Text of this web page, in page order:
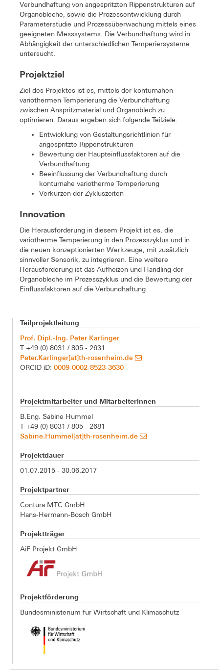
Verbundhaftung von angespritzten Rippenstrukturen auf
Organobleche, sowie die Prozessentwicklung durch
Parameterstudie und Prozessüberwachung mittels eines
geeigneten Messsystems. Die Verbundhaftung wird in
Abhängigkeit der unterschiedlichen Temperiersysteme
untersucht.
Projektziel
Ziel des Projektes ist es, mittels der konturnahen
variothermen Temperierung die Verbundhaftung
zwischen Anspritzmaterial und Organoblech zu
optimieren. Daraus ergeben sich folgende Teilziele:
Entwicklung von Gestaltungsrichtlinien für
angespritzte Rippenstrukturen
Bewertung der Haupteinflussfaktoren auf die
Verbundhaftung
Beeinflussung der Verbundhaftung durch
konturnahe variotherme Temperierung
Verkürzen der Zykluszeiten
Innovation
Die Herausforderung in diesem Projekt ist es, die
variotherme Temperierung in den Prozesszyklus und in
die neuen konzeptionierten Werkzeuge, mit zusätzlich
sinnvoller Sensorik, zu integrieren. Eine weitere
Herausforderung ist das Aufheizen und Handling der
Organobleche im Prozesszyklus und die Bewertung der
Einflussfaktoren auf die Verbundhaftung.
Teilprojektleitung
Prof. Dipl.-Ing. Peter Karlinger
T +49 (0) 8031 / 805 - 2631
Peter.Karlinger[at]th-rosenheim.de
ORCID iD: 0009-0002-8523-3630
Projektmitarbeiter und Mitarbeiterinnen
B.Eng. Sabine Hummel
T +49 (0) 8031 / 805 - 2681
Sabine.Hummel[at]th-rosenheim.de
Projektdauer
01.07.2015 - 30.06.2017
Projektpartner
Contura MTC GmbH
Hans-Hermann-Bosch GmbH
Projektträger
AiF Projekt GmbH
Projektförderung
Bundesministerium für Wirtschaft und Klimaschutz